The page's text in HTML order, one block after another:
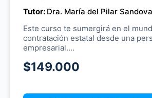
Tutor: Dra. María del Pilar
Este curso te sumergirá en el
contratación estatal desde una
empresarial....
$149.000